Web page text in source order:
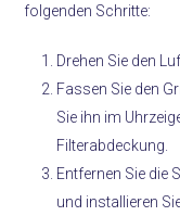
folgenden Schritte:
Drehen Sie den
Fassen Sie den
Sie ihn im
Filterabdeckung.
Entfernen Sie die
und installieren